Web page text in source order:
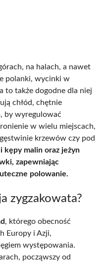
na halach, a nawet
polanki, wycinki w
to także dogodne dla niej
chłód, chętnie
by wyregulować
w wielu miejscach,
krzewów czy pod
kępy malin oraz jeżyn
zapewniając
polowanie.
zygzakowata?
, którego obecność
Europy i Azji,
występowania.
począwszy od